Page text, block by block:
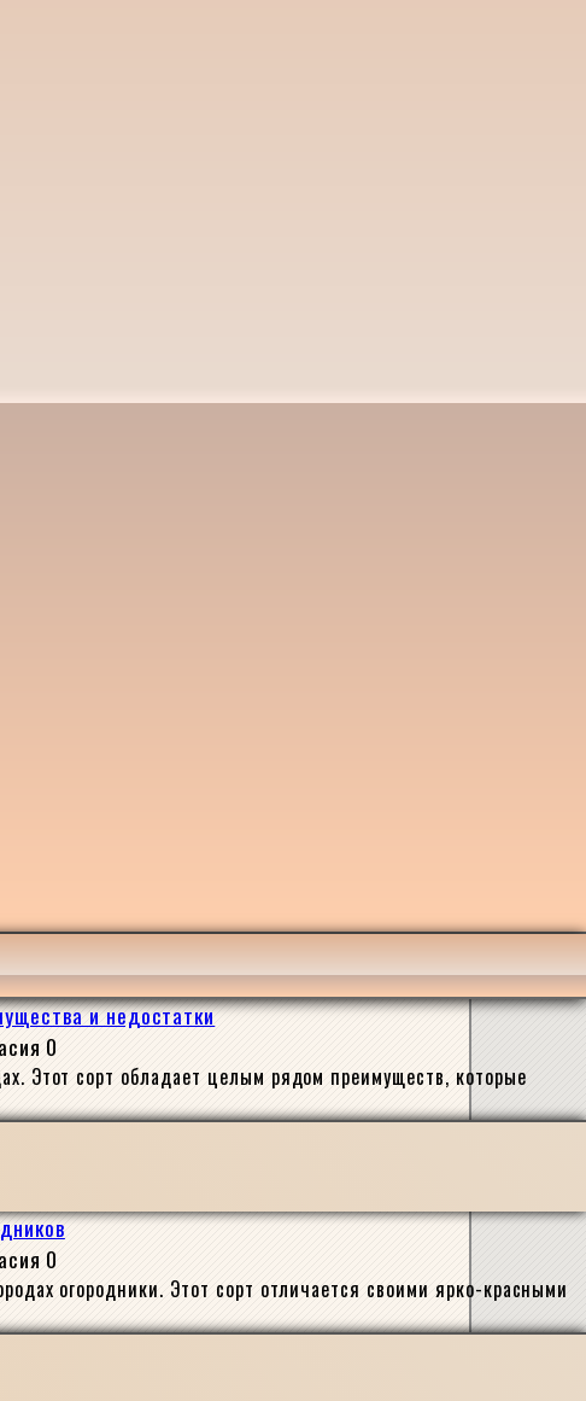
и недостатки
0
Этот сорт обладает целым рядом преимуществ, которые
0
огородники. Этот сорт отличается своими ярко-красными